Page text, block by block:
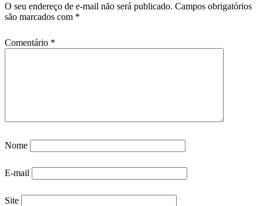
O seu endereço de e-mail não será publicado. Campos obrigatórios
são marcados com *
Comentário *
Nome
E-mail
Site